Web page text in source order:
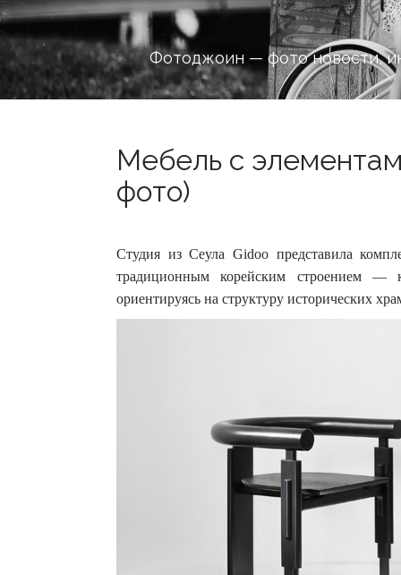
Фотоджоин — фото новости,
Мебель с
фото)
Студия из Сеула Gidoo представила
традиционным корейским строением —
ориентируясь на структуру исторических